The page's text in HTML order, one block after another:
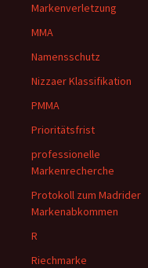
Markenverletzung
MMA
Namensschutz
Nizzaer Klassifikation
PMMA
Prioritätsfrist
professionelle
Markenrecherche
Protokoll zum Madrider
Markenabkommen
R
Riechmarke